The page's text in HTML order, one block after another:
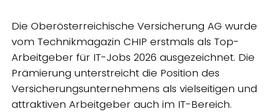
Die Oberösterreichische Versicherung AG wurde
vom Technikmagazin CHIP erstmals als Top-
Arbeitgeber für IT-Jobs 2026 ausgezeichnet. Die
Prämierung unterstreicht die Position des
Versicherungsunternehmens als vielseitigen und
attraktiven Arbeitgeber auch im IT-Bereich.